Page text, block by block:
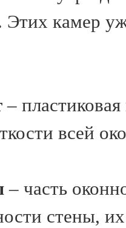
камер
–
всей
– часть
стены,